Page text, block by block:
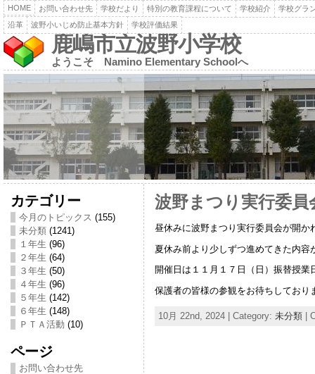
HOME お問い合わせ先 学校だより 特別の教育課程について 学校紹介
学校グラ
沿革
波野小いじめ防止基本方針 学校評価結果
鹿嶋市立波野小学校
ようこそ Namino Elementary Schoolへ
カテゴリー
今月のトピックス (155)
未分類(1241)
１年生 (96)
２年生 (64)
３年生 (50)
４年生 (96)
５年生 (142)
６年生 (148)
ＰＴＡ活動 (10)
ページ
お問い合わせ先
波野まつり実行委員
昼休みに波野まつり実行委員会が開か
夏休み前より少しずつ進めてきた内
開催日は１１月１７日（日）振替授業
保護者の皆様の参観をお待ちしており
10月 22nd, 2024 | Category: 未分類|